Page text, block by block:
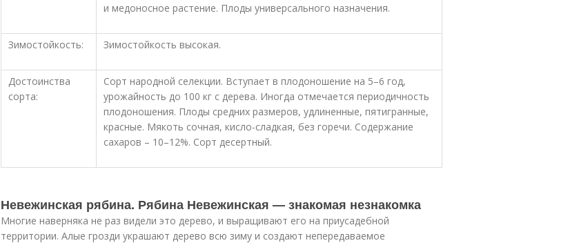
и медоносное растение. Плоды универсального назначения.
Зимостойкость: Зимостойкость высокая.
Достоинства
сорта:
Сорт народной селекции. Вступает в плодоношение на 5–6 год,
урожайность до 100 кг с дерева. Иногда отмечается периодичность
плодоношения. Плоды средних размеров, удлиненные, пятигранные,
красные. Мякоть сочная, кисло-сладкая, без горечи. Содержание
сахаров – 10–12%. Сорт десертный.
Невежинская рябина. Рябина Невежинская — знакомая незнакомка
Многие наверняка не раз видели это дерево, и выращивают его на приусадебной
территории. Алые грозди украшают дерево всю зиму и создают непередаваемое